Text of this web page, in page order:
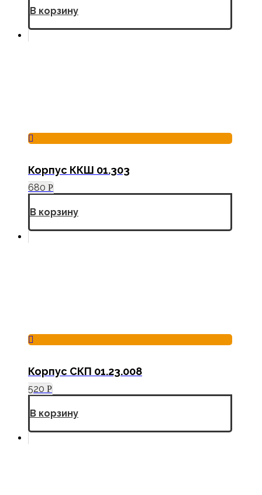
В корзину
Корпус ККШ 01.303
680 Р
В корзину
Корпус СКП 01.23.008
520 Р
В корзину